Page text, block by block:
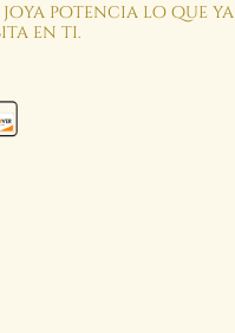
joya potencia lo que ya
en ti.